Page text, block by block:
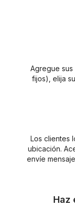
Agregue
fijos), elija
Los clientes
ubicación.
envíe
Haz